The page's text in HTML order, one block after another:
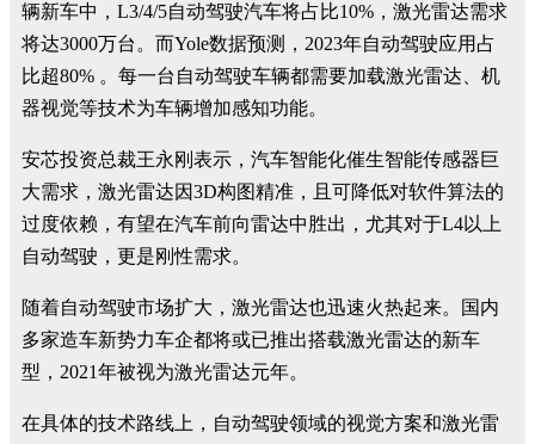
辆新车中，L3/4/5自动驾驶汽车将占比10%，激光雷达需求
将达3000万台。而Yole数据预测，2023年自动驾驶应用占
比超80% 。每一台自动驾驶车辆都需要加载激光雷达、机
器视觉等技术为车辆增加感知功能。
安芯投资总裁王永刚表示，汽车智能化催生智能传感器巨
大需求，激光雷达因3D构图精准，且可降低对软件算法的
过度依赖，有望在汽车前向雷达中胜出，尤其对于L4以上
自动驾驶，更是刚性需求。
随着自动驾驶市场扩大，激光雷达也迅速火热起来。国内
多家造车新势力车企都将或已推出搭载激光雷达的新车
型，2021年被视为激光雷达元年。
在具体的技术路线上，自动驾驶领域的视觉方案和激光雷